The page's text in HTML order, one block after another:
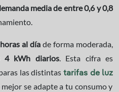
media de entre 0,6 y 0,8
al día de forma moderada,
4 kWh diarios. Esta cifra es
las distintas tarifas de luz
se adapte a tu consumo y